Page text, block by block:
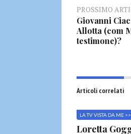
PROSSIMO
Giovanni
Allotta (com
testimone)?
Articoli correlati
LA TV VISTA DA ME >>
Loretta